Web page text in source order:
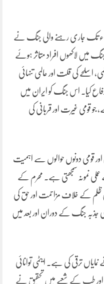
ایران اور کے درمیان 1980ء سے 1988ء تک جاری رہنے والی جنگ نے
میں لاکھوں افراد متاثر ہوئے
اسلحے کی قلت اور عالمی تنہائی
کیا۔ اس جنگ کو ایران میں
قومی غیرت اور قربانی کی
قومی دونوں حوالوں سے اہمیت
عملی نمونہ سمجھتی ہے۔ محرم کے
ظلم کے خلاف مزاحمت اور حق کی
جذبہ جنگ کے دوران اور بعد میں
ترقی کی ہے۔ ایٹمی توانائی
اور طب کے شعبے میں تحقیق نے